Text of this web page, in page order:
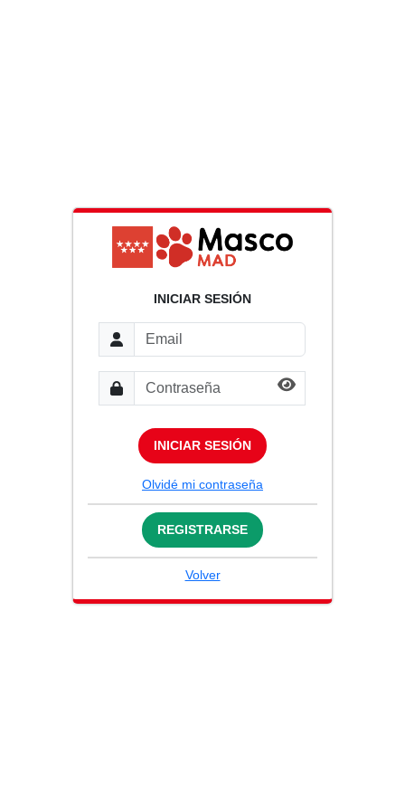
INICIAR SESIÓN
INICIAR SESIÓN
Olvidé mi contraseña
REGISTRARSE
Volver